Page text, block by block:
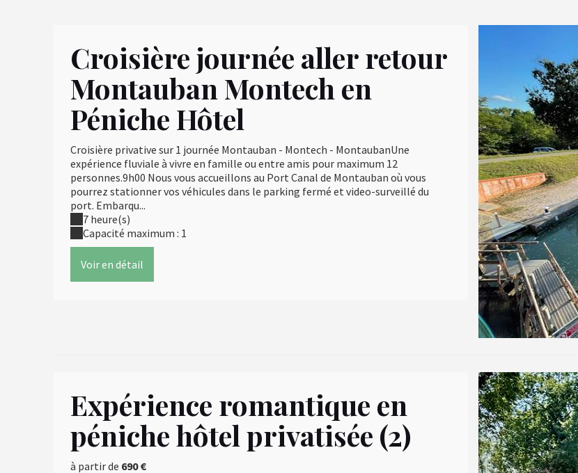
Croisière journée aller retour
Montauban Montech en
Péniche Hôtel
Croisière privative sur 1 journée Montauban - Montech - MontaubanUne
expérience fluviale à vivre en famille ou entre amis pour maximum 12
personnes.9h00 Nous vous accueillons au Port Canal de Montauban où vous
pourrez stationner vos véhicules dans le parking fermé et video-surveillé du
port. Embarqu...
7 heure(s)
Capacité maximum : 1
Voir en détail
Expérience romantique en
péniche hôtel privatisée (2)
à partir de 690 €